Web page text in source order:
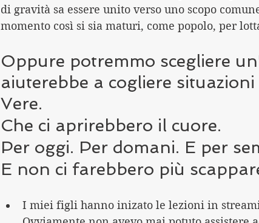
di gravità sa essere unito verso uno scopo
momento così si sia maturi, come popolo, per
Oppure potremmo scegliere
aiuterebbe a cogliere situazioni
Vere.
Che ci aprirebbero il cuore.
Per oggi. Per domani. E per
E non ci farebbero più
I miei figli hanno inizato le lezioni in